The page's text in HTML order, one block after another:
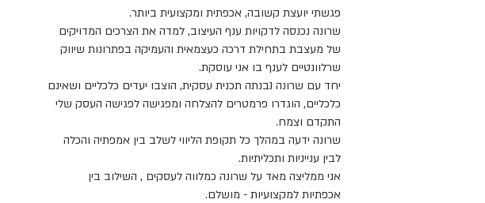
פגשתי יועצת קשובה, אכפתית ומקצועית ביותר.
שרונה נכנסה לדקויות ענף העיצוב, למדה את הצרכים המדויקים
של מעצבת בתחילת דרכה כעצמאית והעמיקה בפתרונות שיווק
שרלוונטיים לענף בו אני עוסקת.
יחד עם שרונה נבנתה תכנית עסקית, הוצבו יעדים כלכליים ושאינם
כלכליים, הוגדרו פרמטרים להצלחה ומפגישה לפגישה העסק שלי
התקדם וצמח.
שרונה ידעה במהלך כל תקופת הליווי לשלב בין אמפתיה והכלה
לבין ענייניות ותכליתיות.
אני ממליצה מאד על שרונה כמלווה לעסקים , השילוב בין
אכפתיות למקצועיות - מושלם.